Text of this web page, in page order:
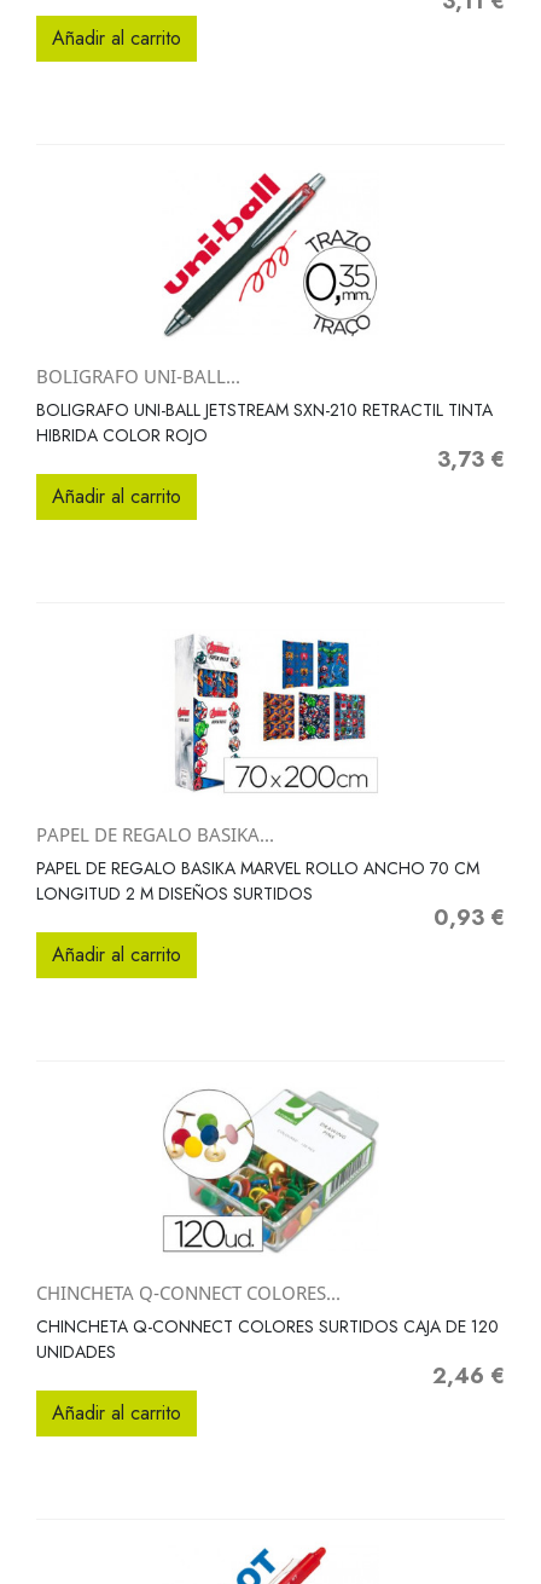
Añadir al carrito
BOLIGRAFO UNI-BALL...
BOLIGRAFO UNI-BALL JETSTREAM SXN-210 RETRACTIL TINTA
HIBRIDA COLOR ROJO
Precio
3,73 €
Añadir al carrito
PAPEL DE REGALO BASIKA...
PAPEL DE REGALO BASIKA MARVEL ROLLO ANCHO 70 CM
LONGITUD 2 M DISEÑOS SURTIDOS
Precio
0,93 €
Añadir al carrito
CHINCHETA Q-CONNECT COLORES...
CHINCHETA Q-CONNECT COLORES SURTIDOS CAJA DE 120
UNIDADES
Precio
2,46 €
Añadir al carrito